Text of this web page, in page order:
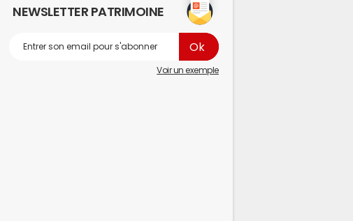
NEWSLETTER PATRIMOINE
Voir un exemple